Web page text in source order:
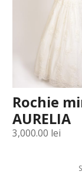
Rochie
AURELIA
3,000.00 lei